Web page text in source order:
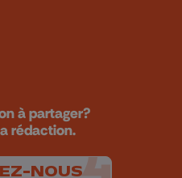
à partager?
rédaction.
NOUS